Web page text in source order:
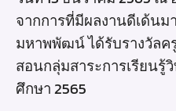
จากการที่มีผลงานดีเด้นม
มหาพพัฒน์ ได้รับรางวัลค
สอนกลุ่มสาระการเรียนรู้
ศึกษา 2565